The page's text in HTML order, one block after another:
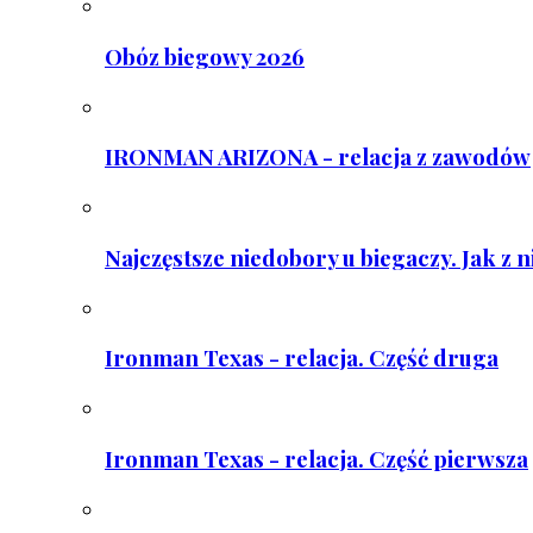
Obóz biegowy 2026
IRONMAN ARIZONA - relacja z zawodów
Najczęstsze niedobory u biegaczy. Jak z
Ironman Texas - relacja. Część druga
Ironman Texas - relacja. Część pierwsza